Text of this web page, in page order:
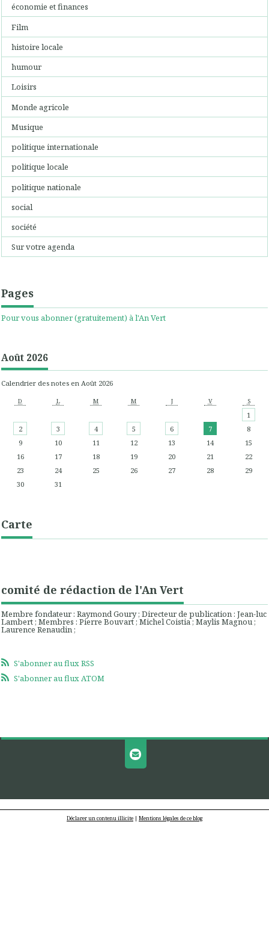
économie et finances
Film
histoire locale
humour
Loisirs
Monde agricole
Musique
politique internationale
politique locale
politique nationale
social
société
Sur votre agenda
Pages
Pour vous abonner (gratuitement) à l'An Vert
Août 2026
Calendrier des notes en Août 2026
D L M M J V S
1
2
3 4 5 6 7
8
9
10 11 12 13 14
15
16
17 18 19 20 21
22
23
24 25 26 27 28
29
30
31
Carte
comité de rédaction de l'An Vert
Membre fondateur : Raymond Goury ; Directeur de publication : Jean-luc
Lambert ; Membres : Pierre Bouvart ; Michel Coistia ; Maylis Magnou ;
Laurence Renaudin ;
S'abonner au flux RSS
S'abonner au flux ATOM
Déclarer un contenu illicite | Mentions légales de ce blog